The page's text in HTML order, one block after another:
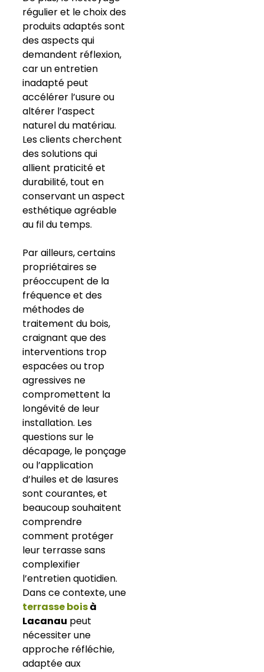
régulier et le choix des
produits adaptés sont
des aspects qui
demandent réflexion,
car un entretien
inadapté peut
accélérer l’usure ou
altérer l’aspect
naturel du matériau.
Les clients cherchent
des solutions qui
allient praticité et
durabilité, tout en
conservant un aspect
esthétique agréable
au fil du temps.
Par ailleurs, certains
propriétaires se
préoccupent de la
fréquence et des
méthodes de
traitement du bois,
craignant que des
interventions trop
espacées ou trop
agressives ne
compromettent la
longévité de leur
installation. Les
questions sur le
décapage, le ponçage
ou l’application
d’huiles et de lasures
sont courantes, et
beaucoup souhaitent
comprendre
comment protéger
leur terrasse sans
complexifier
l’entretien quotidien.
Dans ce contexte, une
terrasse boisà
Lacanau peut
nécessiter une
approche réfléchie,
adaptée aux